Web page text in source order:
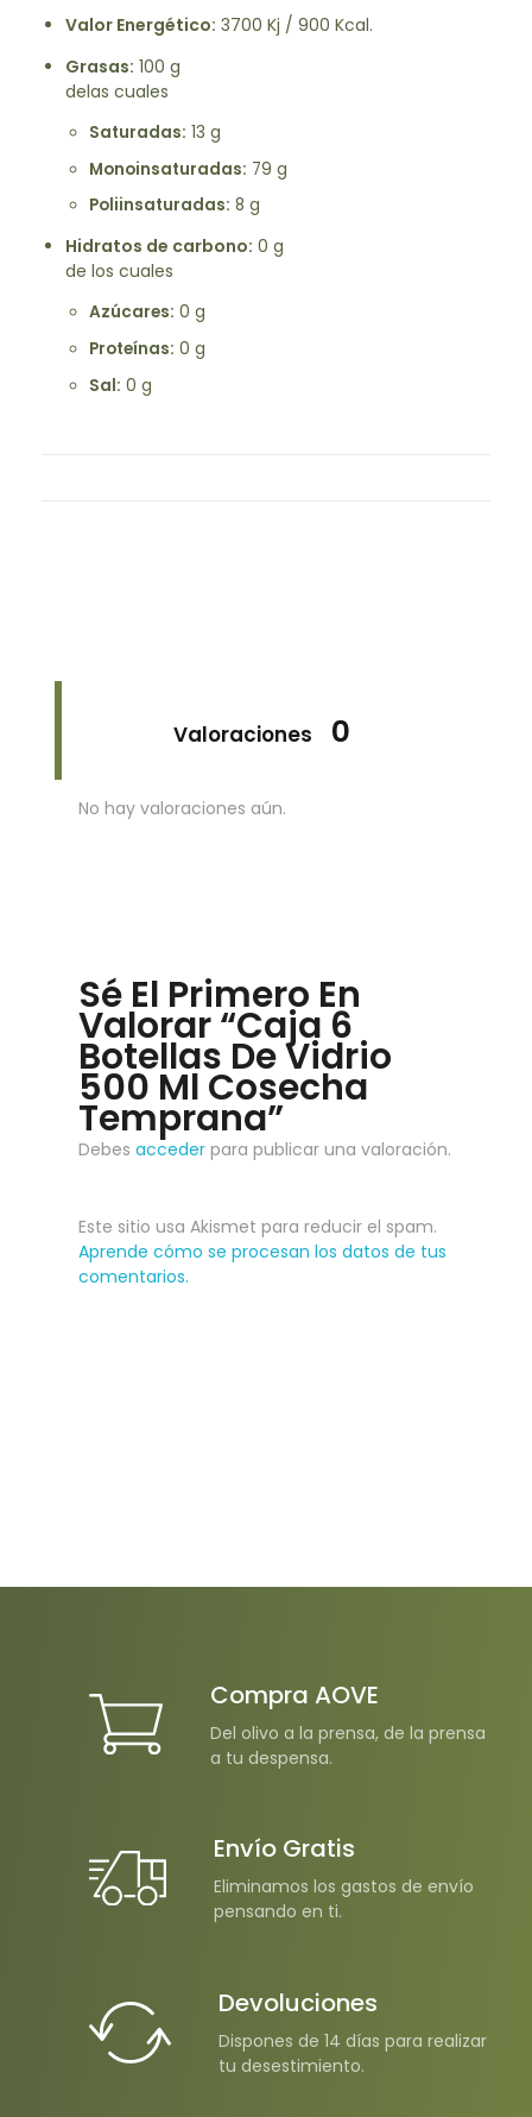
Valor Energético: 3700 Kj / 900 Kcal.
Grasas: 100 g
delas cuales
Saturadas: 13 g
Monoinsaturadas: 79 g
Poliinsaturadas: 8 g
Hidratos de carbono: 0 g
de los cuales
Azúcares: 0 g
Proteínas: 0 g
Sal: 0 g
Valoraciones 0
No hay valoraciones aún.
Sé El Primero En
Valorar “Caja 6
Botellas De Vidrio
500 Ml Cosecha
Temprana”
Debesacceder para publicar una valoración.
Este sitio usa Akismet para reducir el spam.
Aprende cómo se procesan los datos de tus
comentarios.
Compra AOVE
Del olivo a la prensa, de la prensa
a tu despensa.
Envío Gratis
Eliminamos los gastos de envío
pensando en ti.
Devoluciones
Dispones de 14 días para realizar
tu desestimiento.